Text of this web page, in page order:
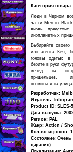
РЕТРО
ИГРЫ,
Вы
Главная
Escape
Люди в
части
вновь
или
головы
берите в
веред